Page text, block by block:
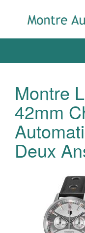
Montre
42mm
Deux